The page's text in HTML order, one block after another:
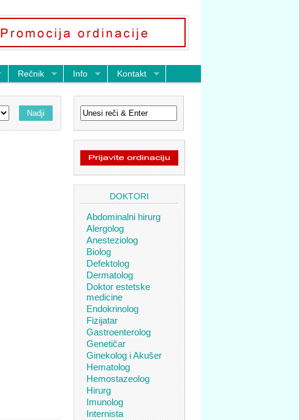
Rečnik Info Kontakt
DOKTORI
Abdominalni hirurg
Alergolog
Anesteziolog
Biolog
Defektolog
Dermatolog
Doktor estetske
medicine
Endokrinolog
Fizijatar
Gastroenterolog
Genetičar
Ginekolog i Akušer
Hematolog
Hemostazeolog
Hirurg
Imunolog
Internista